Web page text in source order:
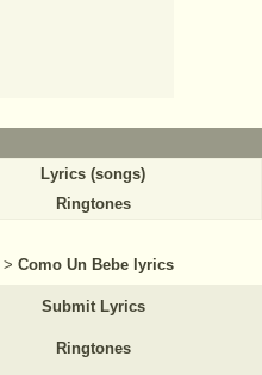
Lyrics (songs)
Ringtones
> Como Un Bebe lyrics
Submit Lyrics
Ringtones